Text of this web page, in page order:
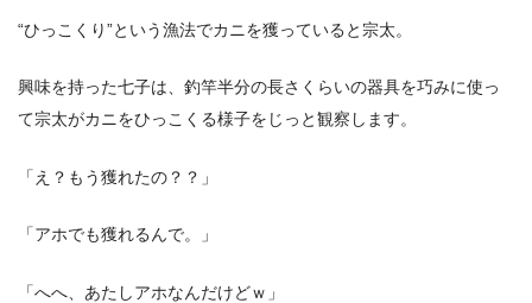
“ひっこくり”という漁法でカニを獲っていると宗太。
興味を持った七子は、釣竿半分の長さくらいの器具を巧みに使っ
て宗太がカニをひっこくる様子をじっと観察します。
「え？もう獲れたの？？」
「アホでも獲れるんで。」
「へへ、あたしアホなんだけどｗ」